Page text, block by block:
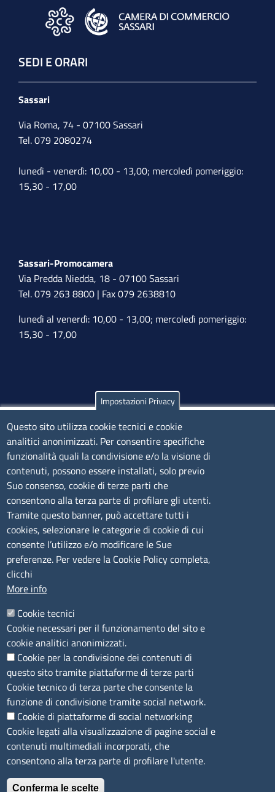
SEDI E ORARI
Sassari
Via Roma, 74 - 07100 Sassari
Tel. 079 2080274
lunedì - venerdì: 10,00 - 13,00; mercoledì pomeriggio:
15,30 - 17,00
Sassari-Promocamera
Via Predda Niedda, 18 - 07100 Sassari
Tel. 079 263 8800 | Fax 079 2638810
lunedì al venerdì: 10,00 - 13,00; mercoledì pomeriggio:
15,30 - 17,00
Olbia
Via Nanni 43 - 07026 Olbia
Tel. 0789 66122 | 0789 69580
mail:ufficio.olbia@ss.camcom.it
lunedì al venerdì: 9,00 - 12,00; lunedì pomeriggio: 16,00
- 17,00
CONTATTI
Camera di Commercio, Industria, Artigianato e
Agricoltura di Sassari
P.IVA01047570906
Codice Fiscale 80000930901
Codice Univoco per le fatture elettroniche
LINK UTILI
Segnalazione di illecito
Amministrazione Trasparente
Accesso riservato
Mappa del sito
Impostazioni Privacy
Questo sito utilizza cookie tecnici e cookie
analitici anonimizzati. Per consentire specifiche
funzionalità quali la condivisione e/o la visione di
contenuti, possono essere installati, solo previo
Suo consenso, cookie di terze parti che
consentono alla terza parte di profilare gli utenti.
Tramite questo banner, può accettare tutti i
cookies, selezionare le categorie di cookie di cui
consente l’utilizzo e/o modificare le Sue
preferenze. Per vedere la Cookie Policy completa,
clicchi
More info
Cookie tecnici
Cookie necessari per il funzionamento del sito e
cookie analitici anonimizzati.
Cookie per la condivisione dei contenuti di
questo sito tramite piattaforme di terze parti
Cookie tecnico di terza parte che consente la
funzione di condivisione tramite social network.
Cookie di piattaforme di social networking
Cookie legati alla visualizzazione di pagine social e
contenuti multimediali incorporati, che
consentono alla terza parte di profilare l'utente.
Conferma le scelte